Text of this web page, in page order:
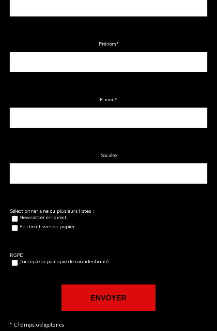
Prénom*
E-mail*
Société
Sélectionner une ou plusieurs listes :
Newsletter en-direct
En-direct version papier
RGPD
J’accepte la politique de confidentialité.
* Champs obligatoires